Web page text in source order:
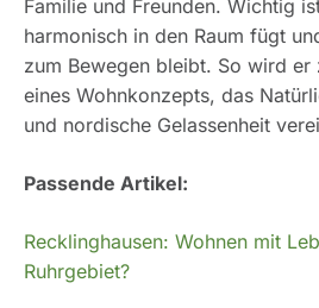
Familie und Freunden. Wichtig
harmonisch in den Raum fügt
zum Bewegen bleibt. So wird er
eines Wohnkonzepts, das
und nordische Gelassenheit
Passende Artikel:
Recklinghausen: Wohnen mit
Ruhrgebiet?